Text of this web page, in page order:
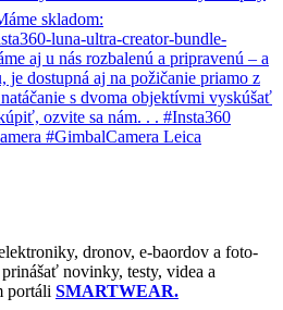
dronov, e-baordov a foto-
novinky, testy, videa a
portáli SMARTWEAR.